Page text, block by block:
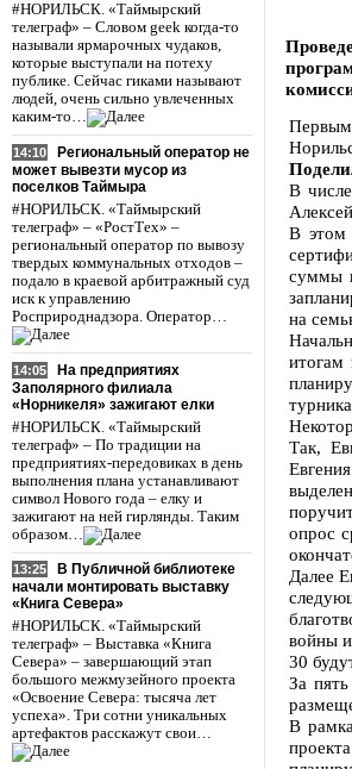
#НОРИЛЬСК. «Таймырский
телеграф» – Словом geek когда-то
называли ярмарочных чудаков,
которые выступали на потеху
публике. Сейчас гиками называют
людей, очень сильно увлеченных
каким-то…
14:10
Региональный оператор не
может вывезти мусор из
поселков Таймыра
#НОРИЛЬСК. «Таймырский
телеграф» – «РостТех» –
региональный оператор по вывозу
твердых коммунальных отходов –
подало в краевой арбитражный суд
иск к управлению
Росприроднадзора. Оператор…
14:05
На предприятиях
Заполярного филиала
«Норникеля» зажигают елки
#НОРИЛЬСК. «Таймырский
телеграф» – По традиции на
предприятиях-передовиках в день
выполнения плана устанавливают
символ Нового года – елку и
зажигают на ней гирлянды. Таким
образом…
13:25
В Публичной библиотеке
начали монтировать выставку
«Книга Севера»
#НОРИЛЬСК. «Таймырский
телеграф» – Выставка «Книга
Севера» – завершающий этап
большого межмузейного проекта
«Освоение Севера: тысяча лет
успеха». Три сотни уникальных
артефактов расскажут свои…
Первым
В
В этом
суммы
на
итогам
Так,
опрос
Далее
войны
30
За
В